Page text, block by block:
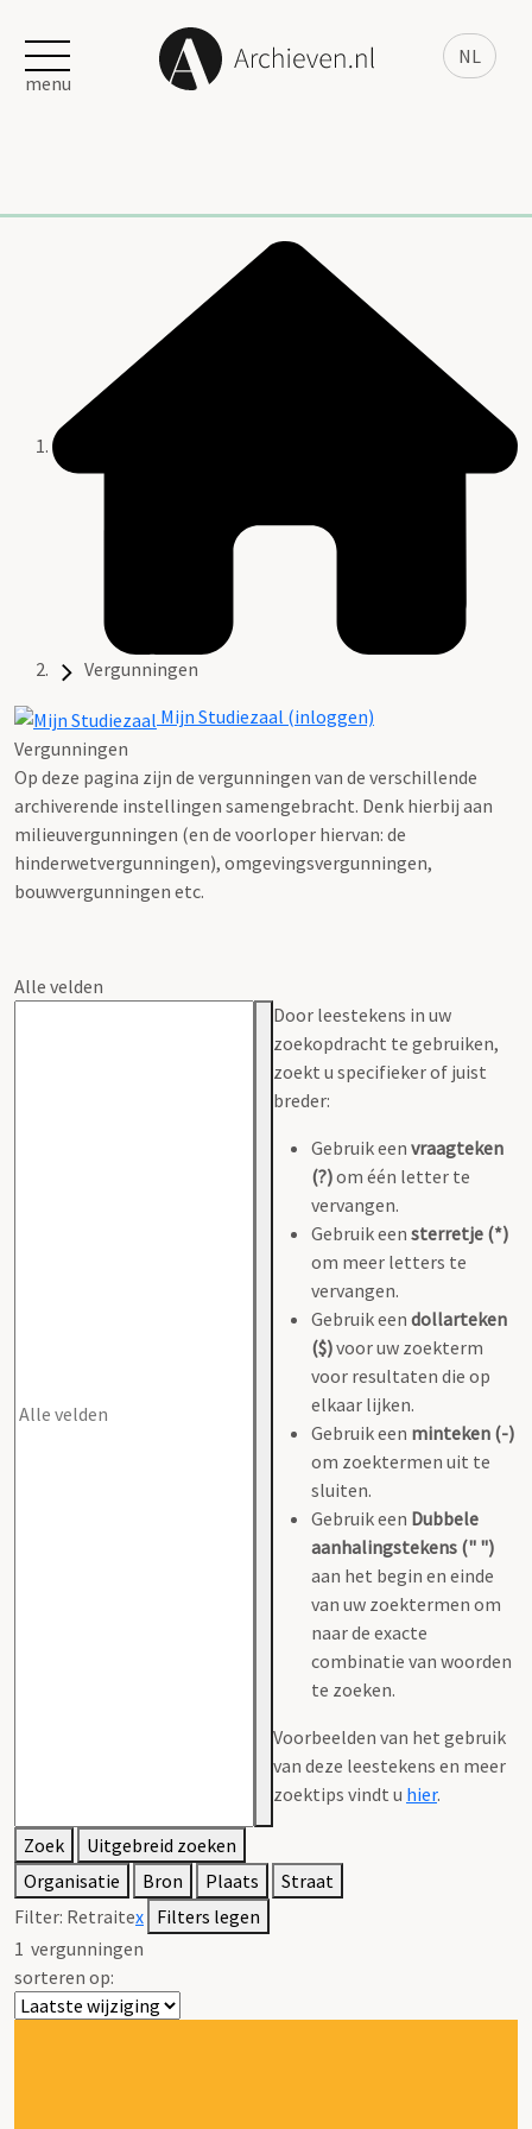
NL
menu
Vergunningen
Mijn Studiezaal (inloggen)
Vergunningen
Op deze pagina zijn de vergunningen van de verschillende
archiverende instellingen samengebracht. Denk hierbij aan
milieuvergunningen (en de voorloper hiervan: de
hinderwetvergunningen), omgevingsvergunningen,
bouwvergunningen etc.
Alle velden
Door leestekens in uw
zoekopdracht te gebruiken,
zoekt u specifieker of juist
breder:
Gebruik een vraagteken
(?)om één letter te
vervangen.
Gebruik een sterretje (*)
om meer letters te
vervangen.
Gebruik een dollarteken
($)voor uw zoekterm
voor resultaten die op
elkaar lijken.
Gebruik een minteken (-)
om zoektermen uit te
sluiten.
Gebruik een Dubbele
aanhalingstekens (" ")
aan het begin en einde
van uw zoektermen om
naar de exacte
combinatie van woorden
te zoeken.
Voorbeelden van het gebruik
van deze leestekens en meer
zoektips vindt u hier.
Zoek
Uitgebreid zoeken
Organisatie
Bron Plaats
Straat
Filter: Retraitex Filters legen
1 vergunningen
sorteren op: